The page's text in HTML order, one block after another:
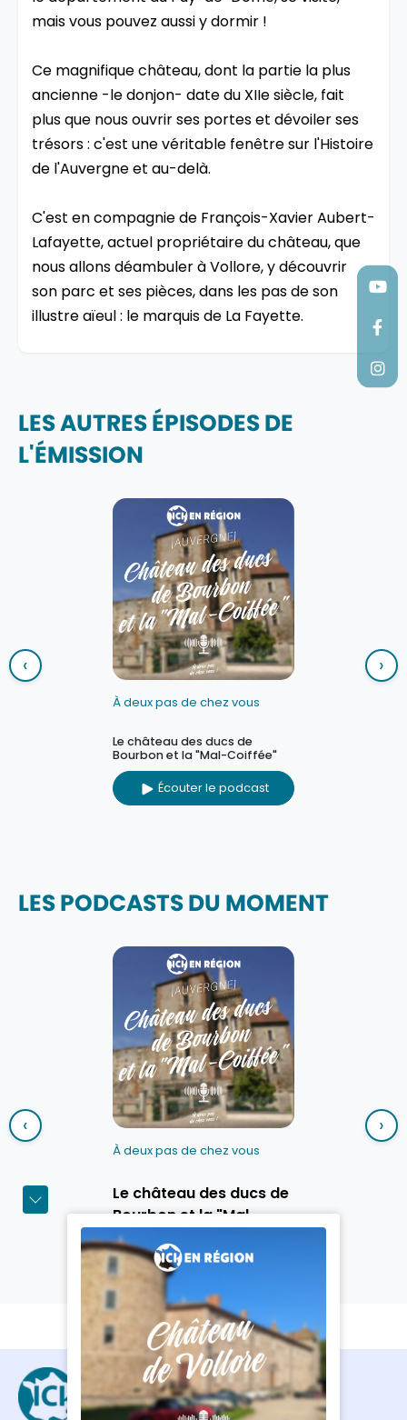
mais vous pouvez aussi y dormir !
Ce magnifique château, dont la partie la plus
ancienne -le donjon- date du XIIe siècle, fait
plus que nous ouvrir ses portes et dévoiler ses
trésors : c'est une véritable fenêtre sur l'Histoire
de l'Auvergne et au-delà.
C'est en compagnie de François-Xavier Aubert-
Lafayette, actuel propriétaire du château, que
nous allons déambuler à Vollore, y découvrir
son parc et ses pièces, dans les pas de son
illustre aïeul : le marquis de La Fayette.
LES AUTRES ÉPISODES DE
L'ÉMISSION
À deux pas de chez vous
Le château des ducs de
Bourbon et la "Mal-Coiffée"
Écouter le podcast
‹ ›
LES PODCASTS DU MOMENT
À deux pas de chez vous
Le château des ducs de
Bourbon et la "Mal-
Coiffée"
Découvrir le podcast
‹ ›